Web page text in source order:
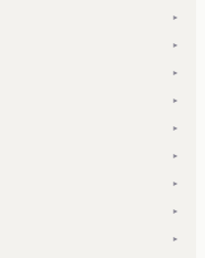
▾
▾
▾
▾
▾
▾
▾
▾
▾